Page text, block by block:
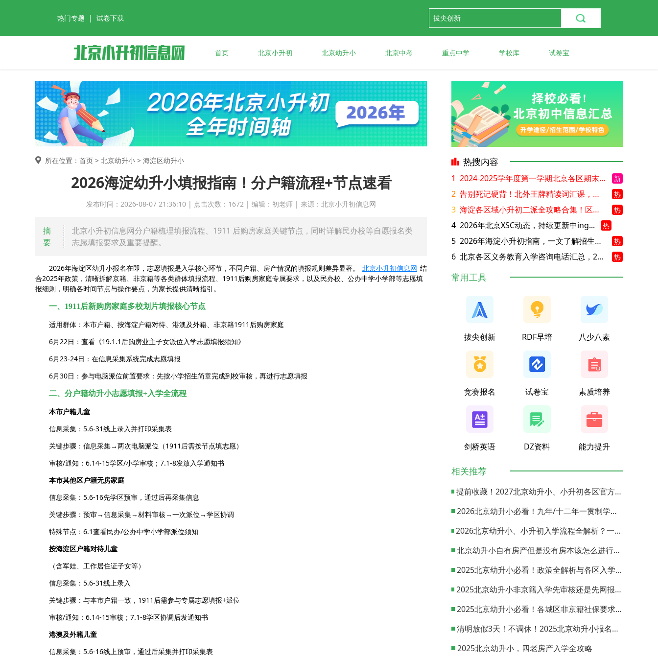
热门专题 | 试卷下载
首页 北京小升初 北京幼升小 北京中考 重点中学 学校库 试卷宝
所在位置：首页 > 北京幼升小 > 海淀区幼升小
2026海淀幼升小填报指南！分户籍流程+节点速看
发布时间：2026-08-07 21:36:10 | 点击次数：1672 | 编辑：初老师 | 来源：北京小升初信息网
摘
要
北京小升初信息网分户籍梳理填报流程、1911 后购房家庭关键节点，同时详解民办校等自愿报名类
志愿填报要求及重要提醒。
2026年海淀区幼升小报名在即，志愿填报是入学核心环节，不同户籍、房产情况的填报规则差异显著。 北京小升初信息网 结
合2025年政策，清晰拆解京籍、非京籍等各类群体填报流程、1911后购房家庭专属要求，以及民办校、公办中学小学部等志愿填
报细则，明确各时间节点与操作要点，为家长提供清晰指引。
一、1911后新购房家庭多校划片填报核心节点
适用群体：本市户籍、按海淀户籍对待、港澳及外籍、非京籍1911后购房家庭
6月22日：查看《19.1.1后购房业主子女派位入学志愿填报须知》
6月23-24日：在信息采集系统完成志愿填报
6月30日：参与电脑派位前置要求：先按小学招生简章完成到校审核，再进行志愿填报
二、分户籍幼升小志愿填报+入学全流程
本市户籍儿童
信息采集：5.6-31线上录入并打印采集表
关键步骤：信息采集→两次电脑派位（1911后需按节点填志愿）
审核/通知：6.14-15学区/小学审核；7.1-8发放入学通知书
本市其他区户籍无房家庭
信息采集：5.6-16先学区预审，通过后再采集信息
关键步骤：预审→信息采集→材料审核→一次派位→学区协调
特殊节点：6.1查看民办/公办中学小学部派位须知
按海淀区户籍对待儿童
（含军娃、工作居住证子女等）
信息采集：5.6-31线上录入
关键步骤：与本市户籍一致，1911后需参与专属志愿填报+派位
审核/通知：6.14-15审核；7.1-8学区协调后发通知书
港澳及外籍儿童
信息采集：5.6-16线上预审，通过后采集并打印采集表
热搜内容
1 2024-2025学年度第一学期北京各区期末考试真题试卷汇总 新
2 告别死记硬背！北外王牌精读词汇课，帮孩子突破英语词汇难关 热
3 海淀各区域小升初二派全攻略合集！区域一至五志愿填报、升学策略详解 热
4 2026年北京XSC动态，持续更新中ing... 热
5 2026年海淀小升初指南，一文了解招生政策要点 热
6 北京各区义务教育入学咨询电话汇总，25年小升初家长提前收藏 热
常用工具
拔尖创新 RDF早培 八少八素
竞赛报名 试卷宝 素质培养
剑桥英语 DZ资料 能力提升
相关推荐
提前收藏！2027北京幼升小、小升初各区官方咨询电话一览
2026北京幼升小必看！九年/十二年一贯制学校怎么选？
2026北京幼升小、小升初入学流程全解析？一文看懂时间节点与操作步骤
北京幼升小自有房产但是没有房本该怎么进行信息采集？
2025北京幼升小必看！政策全解析与各区入学流程指南
2025北京幼升小非京籍入学先审核还是先网报？一文带你读懂
2025北京幼升小必看！各城区非京籍社保要求全梳理
清明放假3天！不调休！2025北京幼升小报名时间抢先看
2025北京幼升小，四老房产入学全攻略